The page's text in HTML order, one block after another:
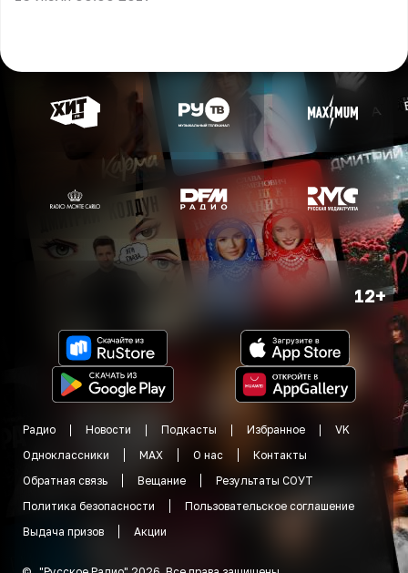
12+
Радио Новости Подкасты Избранное
VK
Одноклассники
MAX О нас
Контакты
Обратная связь
Вещание
Результаты СОУТ
Политика безопасности
Пользовательское соглашение
Выдача призов
Акции